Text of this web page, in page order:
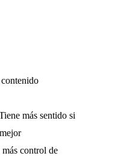
más sentido si
control de